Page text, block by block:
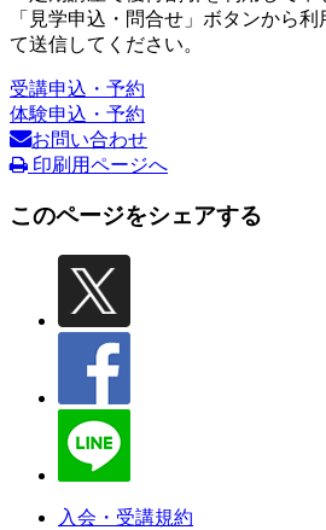
「見学申込・問合せ」ボタンから
て送信してください。
受講申込・予約
体験申込・予約
お問い合わせ
印刷用ページへ
このページをシェアする
入会・受講規約